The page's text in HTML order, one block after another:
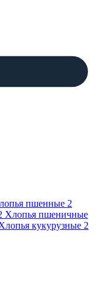
пшенные 2
Хлопья пшеничные
кукурузные 2